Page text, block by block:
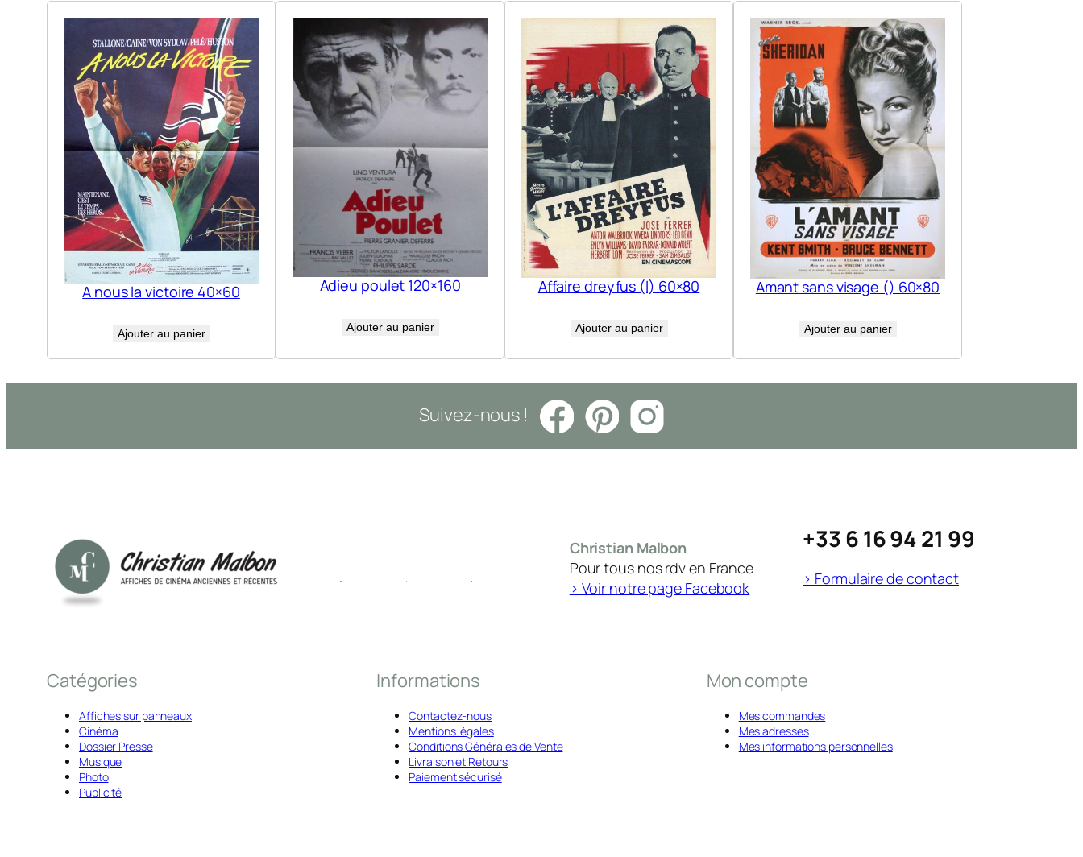
A nous la victoire 40×60
Ajouter au panier
Adieu poulet 120×160
Ajouter au panier
Affaire dreyfus (l) 60×80
Ajouter au panier
Amant sans visage () 60×80
Ajouter au panier
Suivez-nous !
Christian Malbon
Pour tous nos rdv en France
> Voir notre page Facebook
+33 6 16 94 21 99
> Formulaire de contact
Catégories
Affiches sur panneaux
Cinéma
Dossier Presse
Musique
Photo
Publicité
Informations
Contactez-nous
Mentions légales
Conditions Générales de Vente
Livraison et Retours
Paiement sécurisé
Mon compte
Mes commandes
Mes adresses
Mes informations personnelles